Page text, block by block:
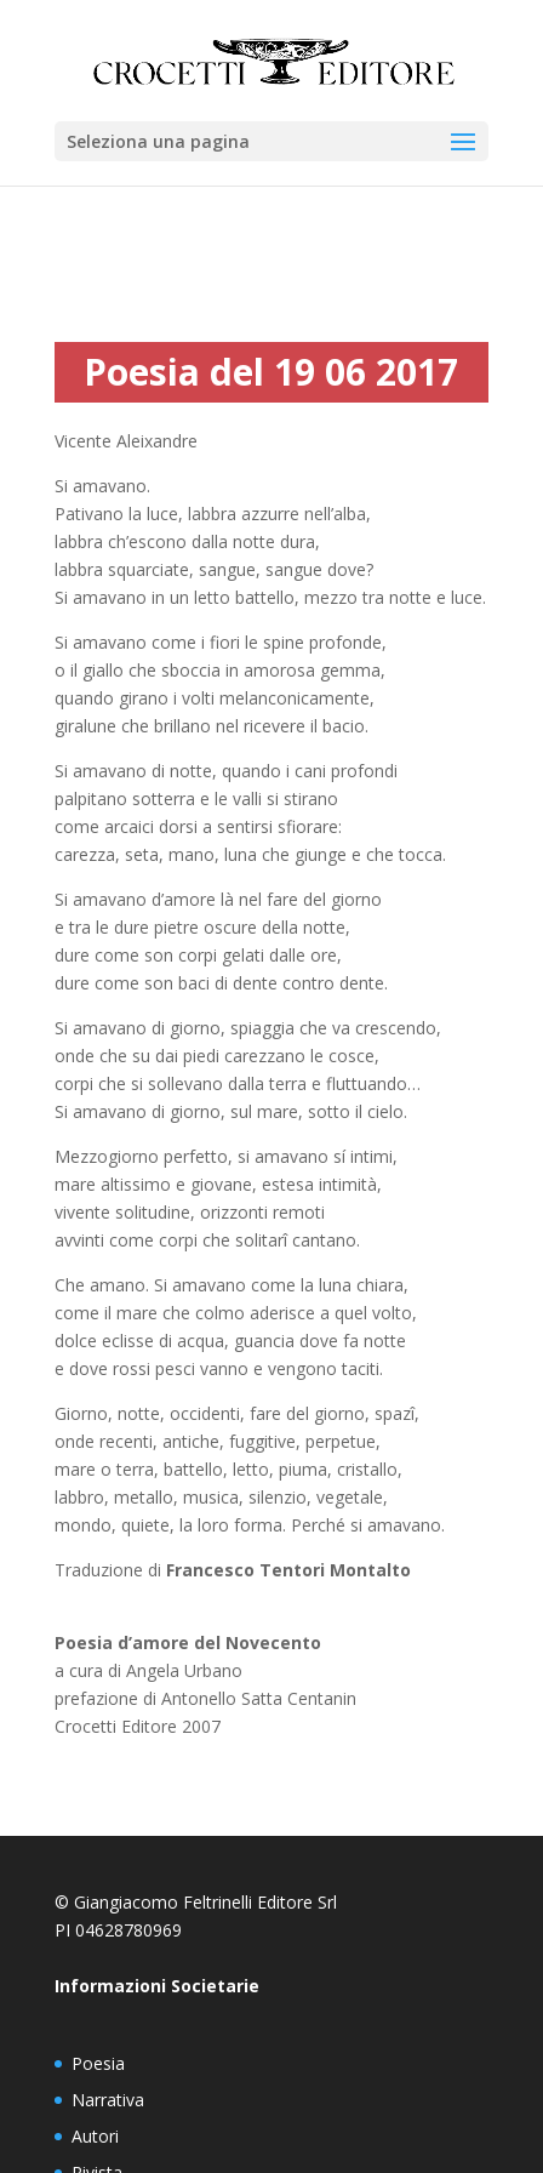
Seleziona una pagina
Poesia del 19 06 2017
Vicente Aleixandre
Si amavano.
Pativano la luce, labbra azzurre nell’alba,
labbra ch’escono dalla notte dura,
labbra squarciate, sangue, sangue dove?
Si amavano in un letto battello, mezzo tra notte e luce.
Si amavano come i fiori le spine profonde,
o il giallo che sboccia in amorosa gemma,
quando girano i volti melanconicamente,
giralune che brillano nel ricevere il bacio.
Si amavano di notte, quando i cani profondi
palpitano sotterra e le valli si stirano
come arcaici dorsi a sentirsi sfiorare:
carezza, seta, mano, luna che giunge e che tocca.
Si amavano d’amore là nel fare del giorno
e tra le dure pietre oscure della notte,
dure come son corpi gelati dalle ore,
dure come son baci di dente contro dente.
Si amavano di giorno, spiaggia che va crescendo,
onde che su dai piedi carezzano le cosce,
corpi che si sollevano dalla terra e fluttuando…
Si amavano di giorno, sul mare, sotto il cielo.
Mezzogiorno perfetto, si amavano sí intimi,
mare altissimo e giovane, estesa intimità,
vivente solitudine, orizzonti remoti
avvinti come corpi che solitarî cantano.
Che amano. Si amavano come la luna chiara,
come il mare che colmo aderisce a quel volto,
dolce eclisse di acqua, guancia dove fa notte
e dove rossi pesci vanno e vengono taciti.
Giorno, notte, occidenti, fare del giorno, spazî,
onde recenti, antiche, fuggitive, perpetue,
mare o terra, battello, letto, piuma, cristallo,
labbro, metallo, musica, silenzio, vegetale,
mondo, quiete, la loro forma. Perché si amavano.
Traduzione di Francesco Tentori Montalto
Poesia d’amore del Novecento
a cura di Angela Urbano
prefazione di Antonello Satta Centanin
Crocetti Editore 2007
© Giangiacomo Feltrinelli Editore Srl
PI 04628780969
Informazioni Societarie
Poesia
Narrativa
Autori